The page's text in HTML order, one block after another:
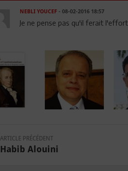
NEBLI YOUCEF- 08-02-2016 18:57
Je ne pense pas qu'il ferait
ARTICLE PRÉCÉDENT
Habib Alouini